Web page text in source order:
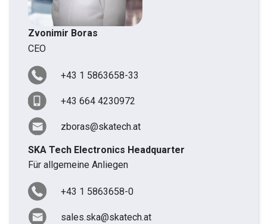
Zvonimir Boras
CEO
+43 1 5863658-33
+43 664 4230972
zboras@skatech.at
SKA Tech Electronics Headquarter
Für allgemeine Anliegen
+43 1 5863658-0
sales.ska@skatech.at